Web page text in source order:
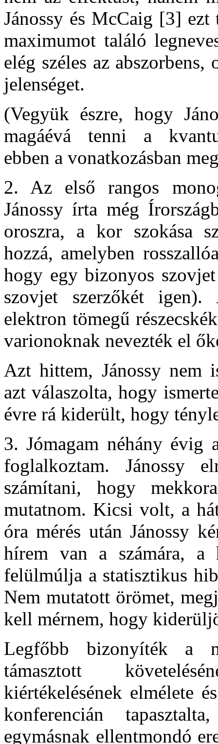
Jánossy és McCaig [3]
maximumot találó
elég széles az
jelenséget.
(Vegyük észre, hogy
magáévá tenni a
ebben a vonatkozásban
2. Az első rangos
Jánossy írta még
oroszra, a kor szokása
hozzá, amelyben
hogy egy bizonyos
szovjet szerzőkét
elektron tömegű
varionoknak nevezték el
Azt hittem, Jánossy nem
azt válaszolta, hogy
évre rá kiderült, hogy
3. Jómagam néhány évig
foglalkoztam. Jánossy
számítani, hogy
mutatnom. Kicsi volt, a
óra mérés után Jánossy
hírem van a számára, a
felülmúlja a statisztikus
Nem mutatott örömet,
kell mérnem, hogy
Legfőbb bizonyíték a
támasztott
kiértékelésének elmélete
konferencián
egymásnak ellentmondó